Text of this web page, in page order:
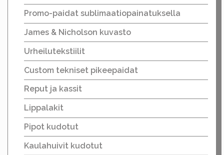
Promo-paidat sublimaatiopainatuksella
James & Nicholson kuvasto
Urheilutekstiilit
Custom tekniset pikeepaidat
Reput ja kassit
Lippalakit
Pipot kudotut
Kaulahuivit kudotut